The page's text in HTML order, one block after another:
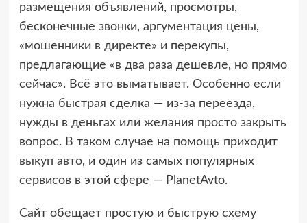
размещения объявлений, просмотры,
бесконечные звонки, аргументация цены,
«мошенники в директе» и перекупы,
предлагающие «в два раза дешевле, но прямо
сейчас». Всё это выматывает. Особенно если
нужна быстрая сделка — из-за переезда,
нужды в деньгах или желания просто закрыть
вопрос. В таком случае на помощь приходит
выкуп авто, и один из самых популярных
сервисов в этой сфере — PlanetAvto.
Сайт обещает простую и быструю схему